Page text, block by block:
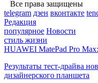
Все права защищены
telegram дзен вконтакте
Редакция
популярное Новости
стиль жизни
HUAWEI MatePad Pro
Результаты тест-драйва
дизайнерского планшета